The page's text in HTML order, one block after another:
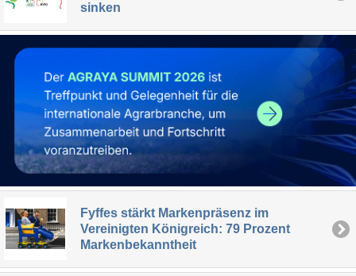
sinken
Fyffes stärkt Markenpräsenz im
Vereinigten Königreich: 79 Prozent
Markenbekanntheit